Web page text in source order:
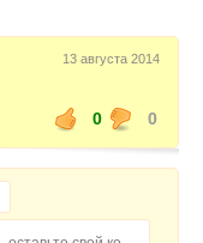
13 августа 2014
0
0